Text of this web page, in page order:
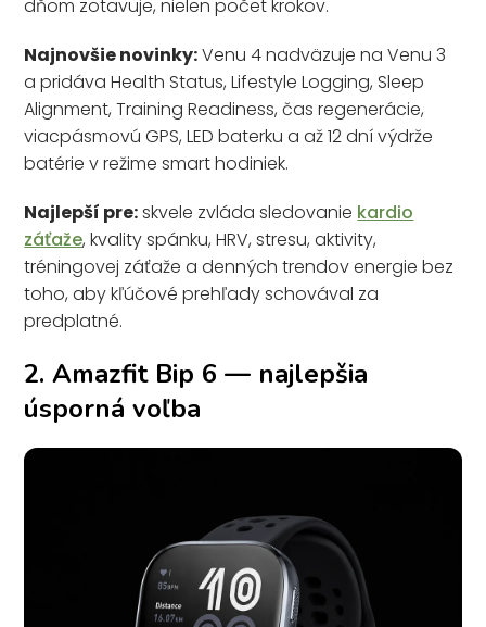
dňom zotavuje, nielen počet krokov.
Najnovšie novinky:Venu 4 nadväzuje na Venu 3
a pridáva Health Status, Lifestyle Logging, Sleep
Alignment, Training Readiness, čas regenerácie,
viacpásmovú GPS, LED baterku a až 12 dní výdrže
batérie v režime smart hodiniek.
Najlepší pre:skvele zvláda sledovanie kardio
záťaže, kvality spánku, HRV, stresu, aktivity,
tréningovej záťaže a denných trendov energie bez
toho, aby kľúčové prehľady schovával za
predplatné.
2. Amazfit Bip 6 — najlepšia
úsporná voľba